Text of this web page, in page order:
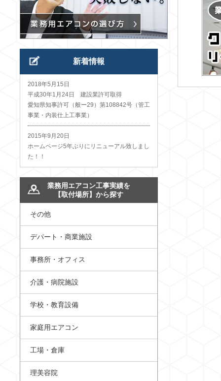
新着情報
2018年5月15日
平成30年1月24日 建設業許可取得
愛知県知事許可（般ー29）第108842号（管工
事業・内装仕上工事業）
2015年9月20日
ホームページ5年ぶりにリニューアル致しまし
た！！
業務用エアコン工事実績を
【取付場所】から探す
その他
デパート・商業施設
事務所・オフィス
介護・病院施設
学校・教育設備
家庭用エアコン
工場・倉庫
理美容院